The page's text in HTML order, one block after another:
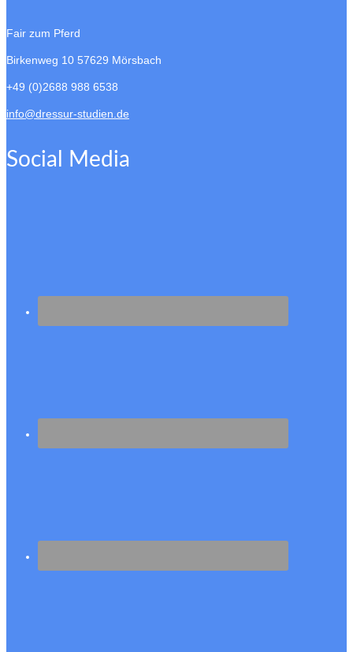
Fair zum Pferd
Birkenweg 10 57629 Mörsbach
+49 (0)2688 988 6538
info@dressur-studien.de
Social Media